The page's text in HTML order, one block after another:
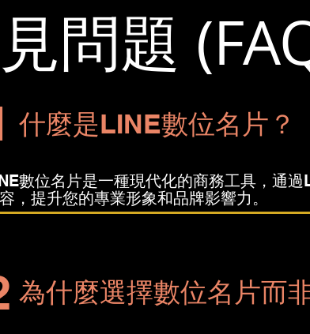
問題
什麼是LINE數位名片？
數位名片是一種現代化的商務工具，通
，提升您的專業形象和品牌影響力。
為什麼選擇數位名片而